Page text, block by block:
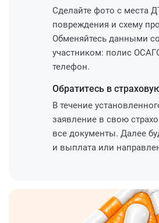
Сделайте фото с места
повреждения и схему
Обменяйтесь данными
участником: полис
телефон.
Обратитесь в
В течение
заявление в свою
все документы. Далее
и выплата или